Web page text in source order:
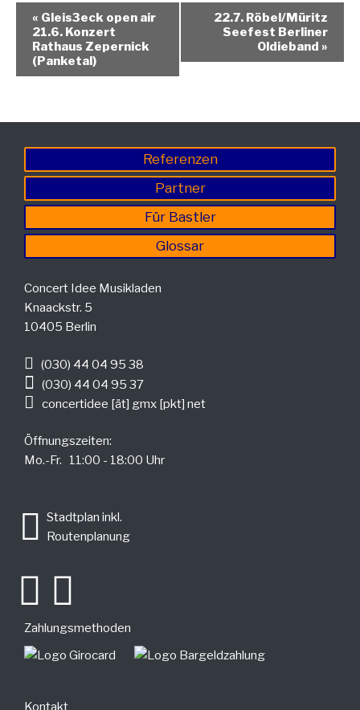
« Gleis3eck open air
21.6. Konzert
Rathaus Zepernick
(Panketal)
22.7. Röbel/Müritz
Seefest Berliner
Oldieband »
Referenzen
Partner
Für Bastler
Glossar
Concert Idee Musikladen
Knaackstr. 5
10405 Berlin
(030) 44 04 95 38
(030) 44 04 95 37
concertidee [ät] gmx [pkt] net
Öffnungszeiten:
Mo.-Fr. 11:00 - 18:00 Uhr
Stadtplan inkl.
Routenplanung
Zahlungsmethoden
Kontakt